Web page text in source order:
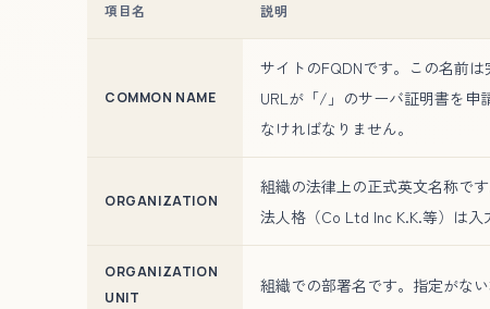
項目名 説明
COMMON NAME
サイトのFQDNです。この名前は
URLが「/」のサーバ証明書を申
なければなりません。
ORGANIZATION
組織の法律上の正式英文名称です
法人格（Co Ltd Inc K.K.等）は入
ORGANIZATION
UNIT
組織での部署名です。指定がな